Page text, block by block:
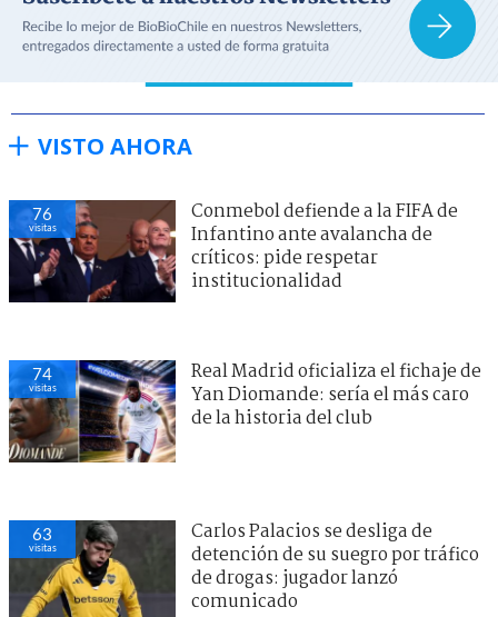
VISTO AHORA
76
visitas
Conmebol defiende a la FIFA de
Infantino ante avalancha de
críticos: pide respetar
institucionalidad
74
visitas
Real Madrid oficializa el fichaje de
Yan Diomande: sería el más caro
de la historia del club
63
visitas
Carlos Palacios se desliga de
detención de su suegro por tráfico
de drogas: jugador lanzó
comunicado